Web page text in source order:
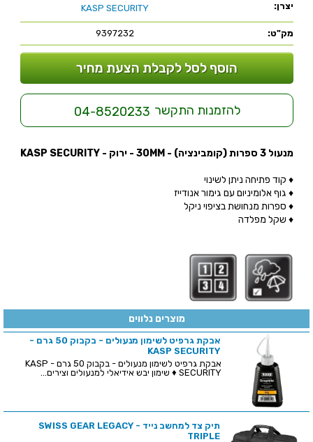
יצרן: KASP SECURITY
מק"ט: 9397232
הוסף לסל לקבלת הצעת מחיר
להזמנות התקשר 04-8520233
מנעול 3 ספרות (קומבינציה) - 30MM - ירוק - KASP SECURITY
♦ קוד פתיחה ניתן לשינוי
♦ גוף אלומיניום עם גימור אנודייז
♦ ספרות מנחושת בציפוי ניקל
♦ שקל מפלדה
מוצרים נלווים
אבקת גרפיט לשימון מנעולים - בקבוק 50 גרם -
KASP SECURITY
אבקת גרפיט לשימון מנעולים - בקבוק 50 גרם - KASP
SECURITY ♦ שימון יבש אידיאלי למנעולים וצירים...
תיק צד למחשב נייד - SWISS GEAR LEGACY
TRIPLE